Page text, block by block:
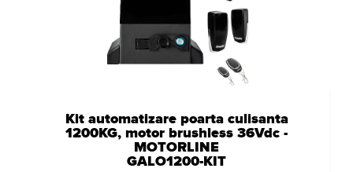
Nespecificat(5)
Kit automatizare poarta culisanta
1200KG, motor brushless 36Vdc -
MOTORLINE
GALO1200-KIT